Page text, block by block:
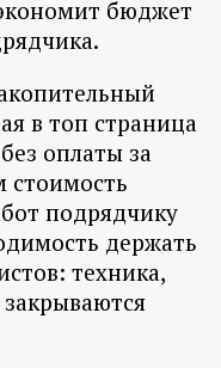
бюджет
в топ страница
оплаты за
стоимость
подрядчику
держать
техника,